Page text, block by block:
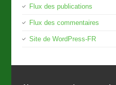
Flux des publications
Flux des commentaires
Site de WordPress-FR